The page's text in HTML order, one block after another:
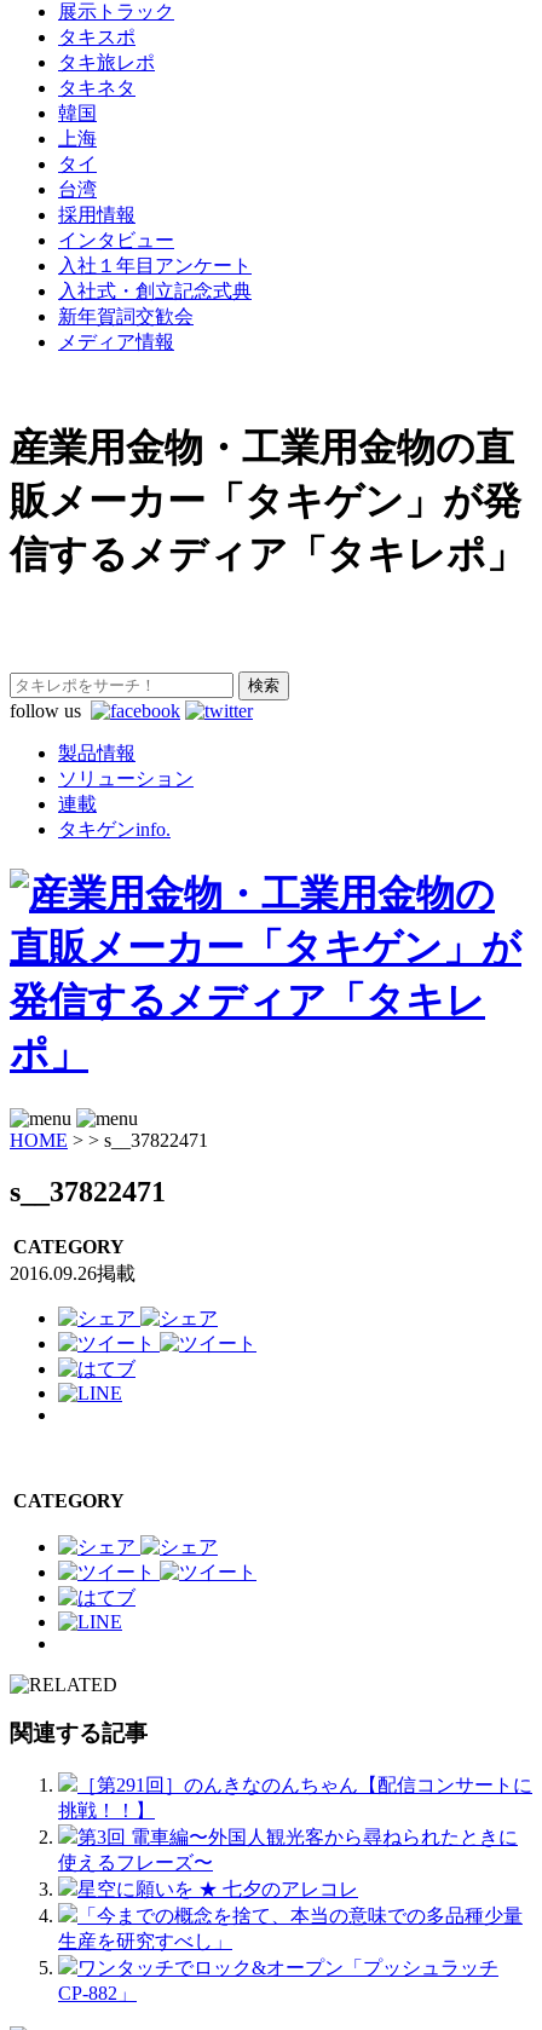
展示トラック
タキスポ
タキ旅レポ
タキネタ
韓国
上海
タイ
台湾
採用情報
インタビュー
入社１年目アンケート
入社式・創立記念式典
新年賀詞交歓会
メディア情報
産業用金物・工業用金物の直
販メーカー「タキゲン」が発
信するメディア「タキレポ」
follow us
製品情報
ソリューション
連載
タキゲンinfo.
HOME > > s__37822471
s__37822471
CATEGORY
2016.09.26掲載
CATEGORY
関連する記事
［第291回］のんきなのんちゃん【配信コンサートに
挑戦！！】
第3回 電車編〜外国人観光客から尋ねられたときに
使えるフレーズ〜
星空に願いを ★ 七夕のアレコレ
「今までの概念を捨て、本当の意味での多品種少量
生産を研究すべし」
ワンタッチでロック&オープン「プッシュラッチ
CP-882」